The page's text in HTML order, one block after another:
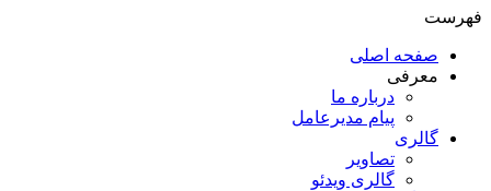
فهرست
صفحه اصلی
معرفی
درباره ما
پیام مدیرعامل
گالری
تصاویر
گالری ویدئو